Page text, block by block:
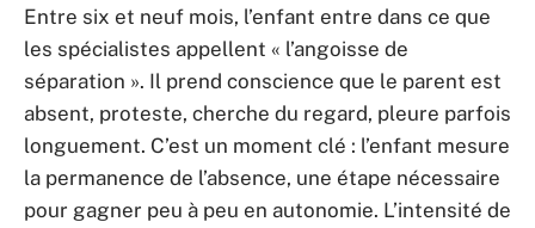
Entre six et neuf mois, l’enfant entre dans ce que
les spécialistes appellent « l’angoisse de
séparation ». Il prend conscience que le parent est
absent, proteste, cherche du regard, pleure parfois
longuement. C’est un moment clé : l’enfant mesure
la permanence de l’absence, une étape nécessaire
pour gagner peu à peu en autonomie. L’intensité de